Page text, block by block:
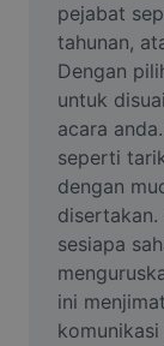
AI People
AI Inpainting
Face Cutout
Video
Alih keluar
Pertingkat
pejabat
tahunan,
Dengan
untuk
acara
seperti
dengan
disertakan.
sesiapa
ini